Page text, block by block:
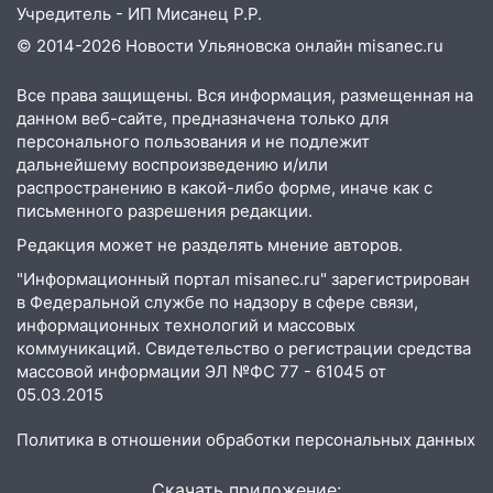
Ульяновске останется закрытым до
утра 10 августа
05:18 Судьба готовит сюрприз: гороскоп
на 8 августа — кому повезет с
деньгами, а кого ждет неожиданная
встреча
04:47 В Ульяновской области объявили
20:40 Ульяновские аграрии смогут
купить тракторы с отсрочкой платежа
до декабря
19:34 В следственном управлении
мероприятие, приуроченное к
следствия Российской Федерации
Учредитель - ИП Мисанец Р.Р.
© 2014-2026 Новости Ульяновска онлайн misanec.ru
Все права защищены. Вся информация, размещенная на
данном веб-сайте, предназначена только для
персонального пользования и не подлежит
дальнейшему воспроизведению и/или
распространению в какой-либо форме, иначе как с
письменного разрешения редакции.
Редакция может не разделять мнение авторов.
"Информационный портал misanec.ru" зарегистрирован
в Федеральной службе по надзору в сфере связи,
информационных технологий и массовых
коммуникаций. Свидетельство о регистрации средства
массовой информации ЭЛ №ФС 77 - 61045 от
05.03.2015
Политика в отношении обработки персональных данных